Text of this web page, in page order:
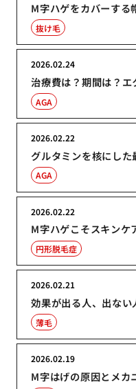
M字ハゲをカバーする
抜け毛
治療費は？期間は？
2026.02.24
AGA
グルタミンを核にし
2026.02.22
AGA
M字ハゲこそスキンケ
2026.02.22
円形脱毛症
効果が出る人、出ない
2026.02.21
薄毛
M字はげの原因とメカ
2026.02.19